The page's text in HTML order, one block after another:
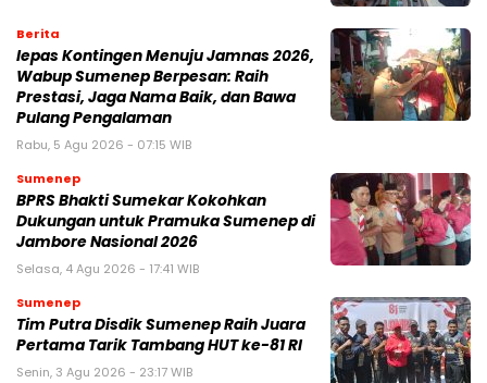
Berita
lepas Kontingen Menuju Jamnas 2026,
Wabup Sumenep Berpesan: Raih
Prestasi, Jaga Nama Baik, dan Bawa
Pulang Pengalaman
Rabu, 5 Agu 2026 - 07:15 WIB
Sumenep
BPRS Bhakti Sumekar Kokohkan
Dukungan untuk Pramuka Sumenep di
Jambore Nasional 2026
Selasa, 4 Agu 2026 - 17:41 WIB
Sumenep
Tim Putra Disdik Sumenep Raih Juara
Pertama Tarik Tambang HUT ke-81 RI
Senin, 3 Agu 2026 - 23:17 WIB